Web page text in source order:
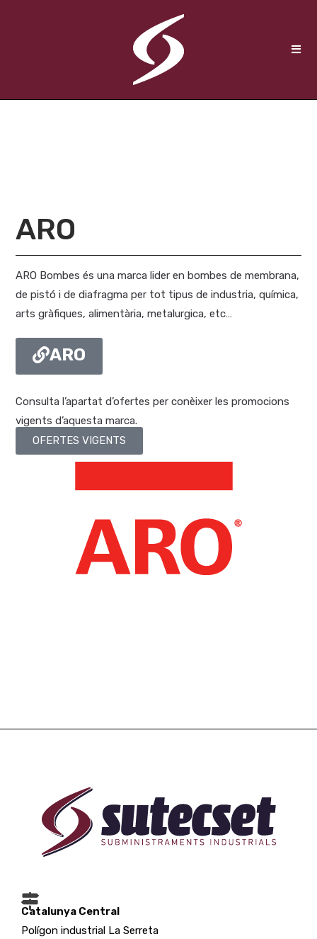
ARO
ARO Bombes és una marca lider en bombes de membrana,
de pistó i de diafragma per tot tipus de industria, química,
arts gràfiques, alimentària, metalurgica, etc…
ARO
Consulta l’apartat d’ofertes per conèixer les promocions
vigents d’aquesta marca.
OFERTES VIGENTS
Catalunya Central
Polígon industrial La Serreta